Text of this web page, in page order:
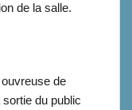
de la salle.
ouvreuse de
du public